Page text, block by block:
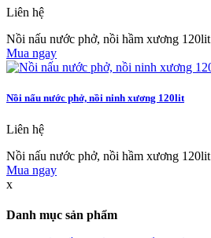
Liên hệ
Nồi nấu nước phở, nồi hầm xương 120lit
Mua ngay
Nồi nấu nước phở, nồi ninh xương 120lit
Liên hệ
Nồi nấu nước phở, nồi hầm xương 120lit
Mua ngay
x
Danh mục sản phẩm